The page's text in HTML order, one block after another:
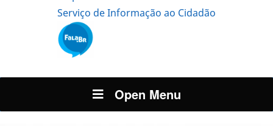
Serviço de Informação ao Cidadão
Open Menu